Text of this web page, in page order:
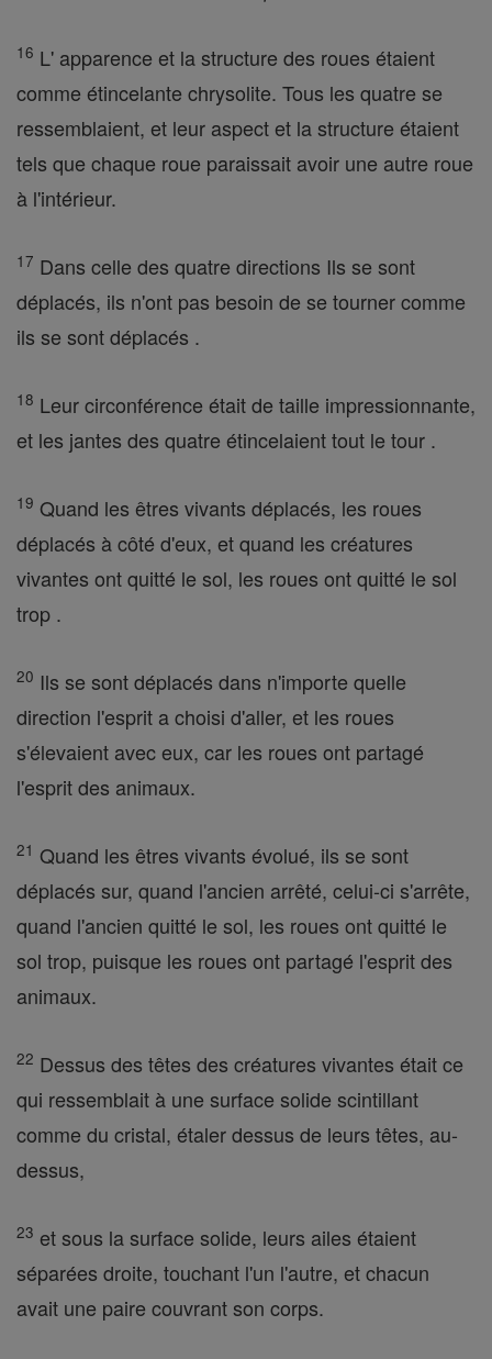
16 L' apparence et la structure des roues étaient
comme étincelante chrysolite. Tous les quatre se
ressemblaient, et leur aspect et la structure étaient
tels que chaque roue paraissait avoir une autre roue
à l'intérieur.
17 Dans celle des quatre directions Ils se sont
déplacés, ils n'ont pas besoin de se tourner comme
ils se sont déplacés .
18 Leur circonférence était de taille impressionnante,
et les jantes des quatre étincelaient tout le tour .
19 Quand les êtres vivants déplacés, les roues
déplacés à côté d'eux, et quand les créatures
vivantes ont quitté le sol, les roues ont quitté le sol
trop .
20 Ils se sont déplacés dans n'importe quelle
direction l'esprit a choisi d'aller, et les roues
s'élevaient avec eux, car les roues ont partagé
l'esprit des animaux.
21 Quand les êtres vivants évolué, ils se sont
déplacés sur, quand l'ancien arrêté, celui-ci s'arrête,
quand l'ancien quitté le sol, les roues ont quitté le
sol trop, puisque les roues ont partagé l'esprit des
animaux.
22 Dessus des têtes des créatures vivantes était ce
qui ressemblait à une surface solide scintillant
comme du cristal, étaler dessus de leurs têtes, au-
dessus,
23 et sous la surface solide, leurs ailes étaient
séparées droite, touchant l'un l'autre, et chacun
avait une paire couvrant son corps.